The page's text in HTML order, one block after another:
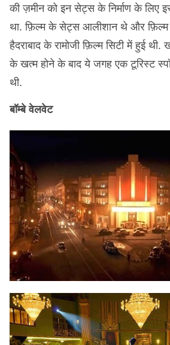
की ज़मीन को इन सेट्स के निर्माण के लिए
था. फ़िल्म के सेट्स आलीशान थे और फ़िल्म
हैदराबाद के रामोजी फ़िल्म सिटी में हुई
के खत्म होने के बाद ये जगह एक टूरिस्ट
थी.
बॉम्बे वेलवेट